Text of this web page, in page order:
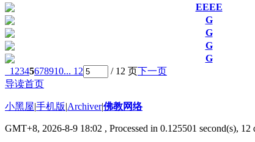
EEEE
G
G
G
G
1 2345678910... 12 / 12 页下一页
导读首页
小黑屋|手机版|Archiver|佛教网络
GMT+8, 2026-8-9 18:02 , Processed in 0.125501 second(s), 12